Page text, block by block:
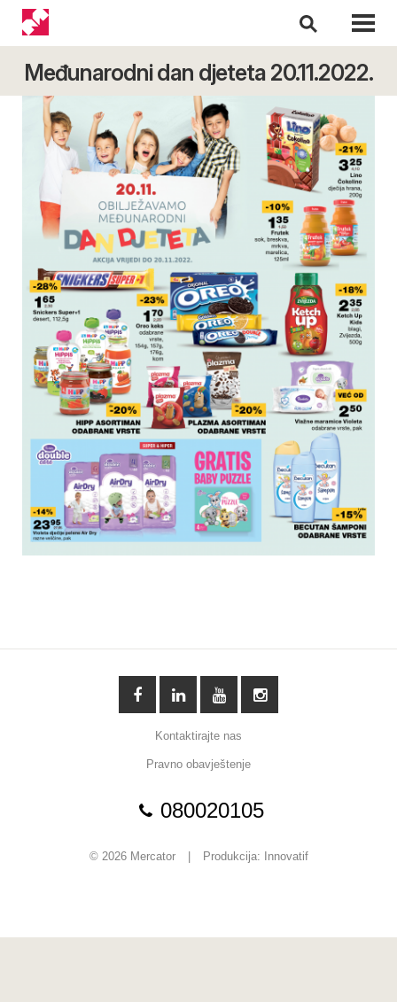
Međunarodni dan djeteta 20.11.2022.
Kontaktirajte nas
Pravno obavještenje
080020105
© 2026 Mercator Produkcija: Innovatif